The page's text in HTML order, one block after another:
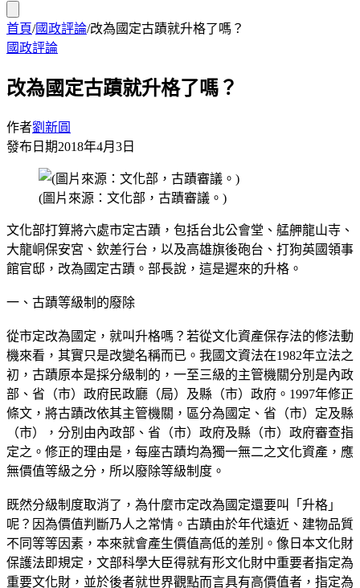
首頁/國政評論/改為國定古蹟就升格了嗎？
國政評論
改為國定古蹟就升格了嗎？
作者劉新圓
發布日期2018年4月3日
(圖片來源：文化部，古蹟審議。)
文化部打算將六處市定古蹟，包括台北公會堂、艋舺龍山寺、
大龍峒保安宮、欽差行台，以及高雄旗後砲台、打狗英國領事
館官邸，改為國定古蹟。部長說，這是遲來的升格。
一、古蹟等級制的廢除
從市定改為國定，就叫升格嗎？若從文化資產保存法的修法動
機來看，其實只是改變名稱而已。我國文資法在1982年立法之
初，古蹟原本是採分級制的，一至三級的主管機關分別是內政
部、省（市）政府民政廳（局）及縣（市）政府。1997年修正
條文，將古蹟改依其主管機關，區分為國定、省（市）定及縣
（市），分別由內政部、省（市）政府及縣（市）政府審查指
定之。修正的理由是，每座古蹟均為獨一無二之文化資產，應
無價值等級之分，所以廢除等級制度。
既然分級制度取消了，為什麼市定改為國定還要叫「升格」
呢？因為價值判斷乃人之常情。古蹟由於年代遠近、建物品質
不同等等因素，本來就會產生價值高低的差別。像日本文化財
保護法即規定，文部科學大臣得就有形文化財中重要者指定為
重要文化財，並於後者就世界觀點而言具有高價值者，指定為